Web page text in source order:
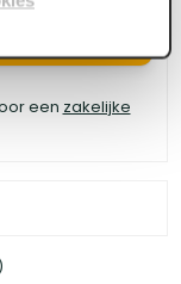
een zakelijke